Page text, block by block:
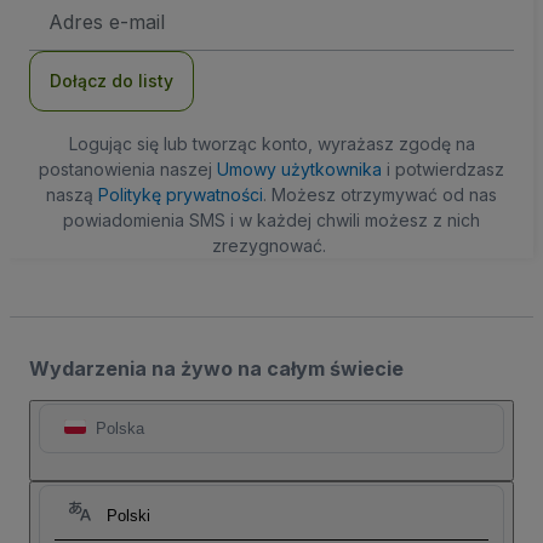
e-
Dołącz do listy
Logując się lub tworząc konto, wyrażasz zgodę na
postanowienia naszej Umowy użytkownika i potwierdzasz
naszą Politykę prywatności. Możesz otrzymywać od nas
powiadomienia SMS i w każdej chwili możesz z nich
zrezygnować.
Wydarzenia na żywo na całym świecie
Polska
Polski